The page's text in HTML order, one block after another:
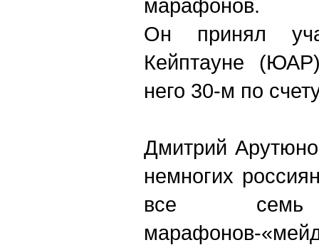
марафонов.
Он принял
Кейптауне
него 30-м по
Дмитрий
немногих
все семь
марафонов-